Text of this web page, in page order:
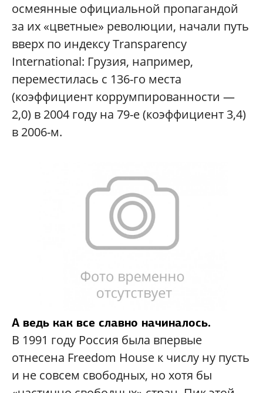
осмеянные официальной пропагандой
за их «цветные» революции, начали путь
вверх по индексу Transparency
International: Грузия, например,
переместилась с 136-го места
(коэффициент коррумпированности —
2,0) в 2004 году на 79-е (коэффициент 3,4)
в 2006-м.
А ведь как все славно начиналось.
В 1991 году Россия была впервые
отнесена Freedom House к числу ну пусть
и не совсем свободных, но хотя бы